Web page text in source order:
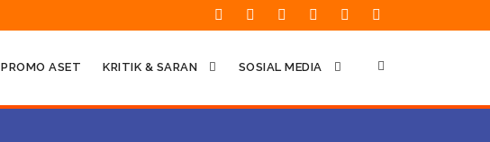
PROMO ASET KRITIK & SARAN SOSIAL MEDIA